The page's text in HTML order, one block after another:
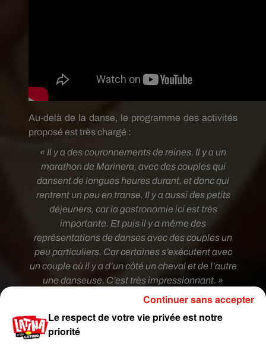
Au-delà de la danse, le programme des activités
proposé est très chargé :
« Il y a des couronnements de reines. Il y a un
marathon de Marinera, avec des couples qui
dansent de longues heures durant, et donc qui
rentrent un peu en transe. Il y a aussi des petits
déjeuners, car la gastronomie ici est très
importante. Et puis il y a même des
représentations de danses avec des couples un
peu particuliers. Car certaines s’exécutent avec
un couple où il y a d’un côté un cheval et de l’autre
une danseuse. C’est très impressionnant. »
Le respect de votre vie privée est notre
priorité
Continuer sans accepter